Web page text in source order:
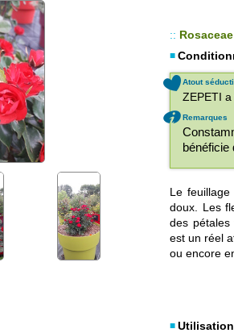
:: Rosaceae
Atout
ZEPETI
Remarques
bénéficie
Le
doux. Les
des pétales
est un réel
ou encore